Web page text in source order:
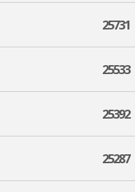
25731
25533
25392
25287